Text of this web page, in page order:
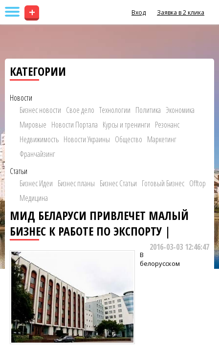
+ Вход Заявка в 2 клика
КАТЕГОРИИ
Новости
Бизнес новости Свое дело Технологии Политика Экономика
Мировые Новости Портала Курсы и тренинги Резонанс
Недвижимость Новости Украины Общество Маркетинг
Франчайзинг
Статьи
Бизнес Идеи Бизнес планы Бизнес Статьи Готовый Бизнес Offtop
Медицина
МИД БЕЛАРУСИ ПРИВЛЕЧЕТ МАЛЫЙ
БИЗНЕС К РАБОТЕ ПО ЭКСПОРТУ |
2016-03-03 12:46:47
В
белорусском